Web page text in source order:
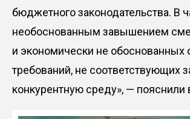
бюджетного законодательства. В
необоснованным завышением
и экономически не обоснованных
требований, не соответствующих
конкурентную среду», — пояснили